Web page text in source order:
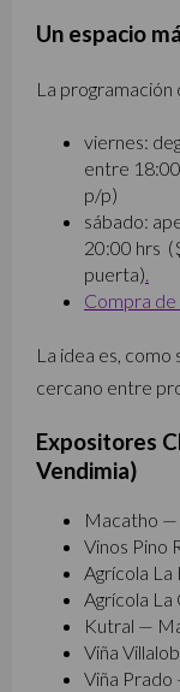
Un espacio
La
viernes:
entre
p/p)
sábado:
20:00 hrs
puerta)
Compra de
La idea es, como
cercano entre
Expositores
Vendimia)
Macatho —
Vinos Pino
Agrícola La
Agrícola
Kutral —
Viña
Viña